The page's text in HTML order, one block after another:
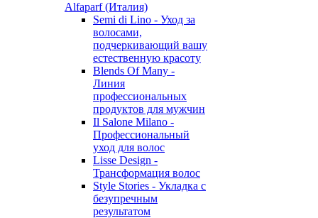
Alfaparf (Италия)
Semi di Lino - Уход за
волосами,
подчеркивающий вашу
естественную красоту
Blends Of Many -
Линия
профессиональных
продуктов для мужчин
Il Salone Milano -
Профессиональный
уход для волос
Lisse Design -
Трансформация волос
Style Stories - Укладка с
безупречным
результатом